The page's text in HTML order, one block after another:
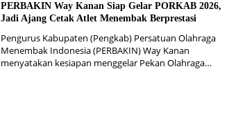
PERBAKIN Way Kanan Siap Gelar PORKAB 2026,
Jadi Ajang Cetak Atlet Menembak Berprestasi
Pengurus Kabupaten (Pengkab) Persatuan Olahraga
Menembak Indonesia (PERBAKIN) Way Kanan
menyatakan kesiapan menggelar Pekan Olahraga…